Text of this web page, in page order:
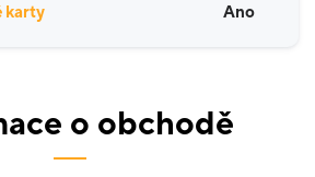
karty Ano
o obchodě